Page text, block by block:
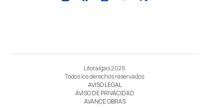
Litoralgas 2026
Todos los derechos reservados
AVISO LEGAL
AVISO DE PRIVACIDAD
AVANCE OBRAS